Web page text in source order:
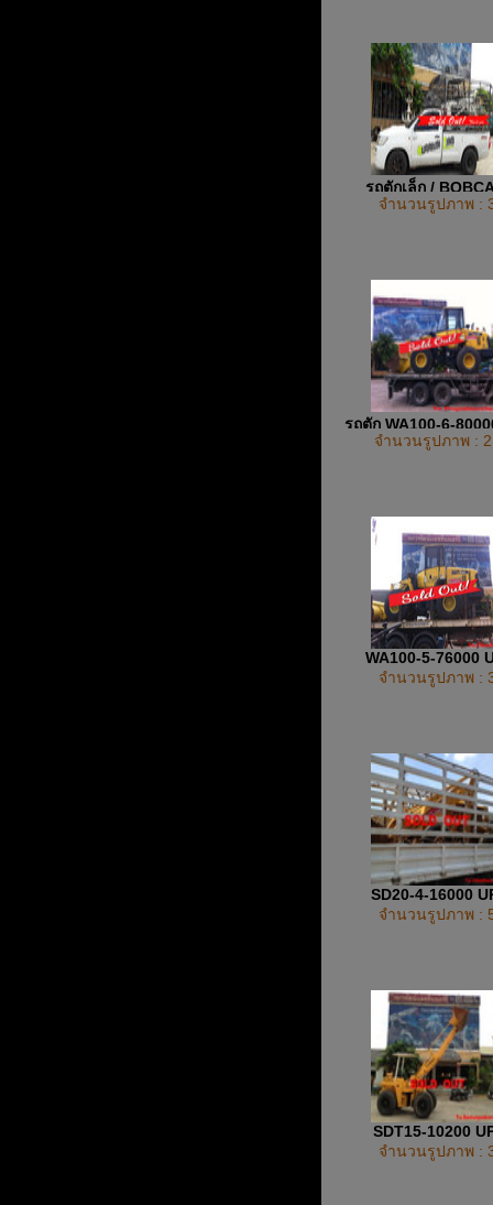
รถตักเล็ก /
จำนวนรูปภาพ :
รถตัก WA100-6-
จำนวนรูปภาพ :
WA100-5-76000
จำนวนรูปภาพ :
SD20-4-16000
จำนวนรูปภาพ :
SDT15-10200
จำนวนรูปภาพ :